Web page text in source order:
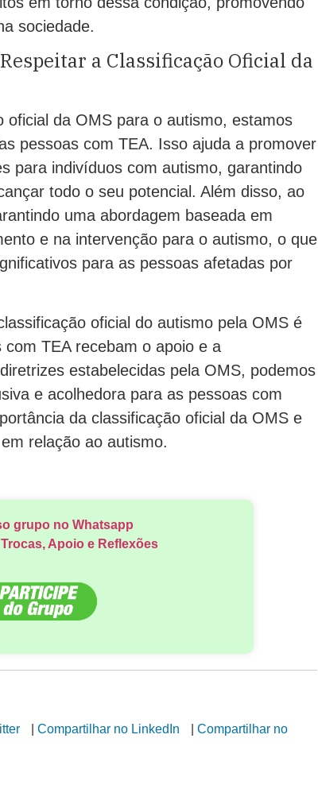
sociedade.
a Classificação Oficial da
da OMS para o autismo, estamos
pessoas com TEA. Isso ajuda a promover
para indivíduos com autismo, garantindo
todo o seu potencial. Além disso, ao
uma abordagem baseada em
e na intervenção para o autismo, o que
para as pessoas afetadas por
oficial do autismo pela OMS é
TEA recebam o apoio e a
estabelecidas pela OMS, podemos
e acolhedora para as pessoas com
da classificação oficial da OMS e
relação ao autismo.
grupo no Whatsapp
Apoio e Reflexões
Compartilhar no LinkedIn
Compartilhar no